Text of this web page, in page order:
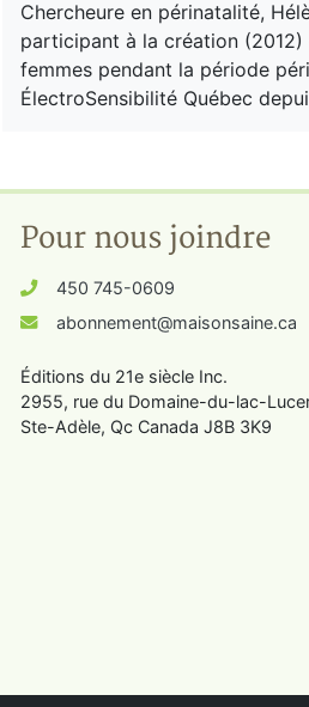
Chercheure en périnatalité,
participant à la création
femmes pendant la période
ÉlectroSensibilité Québec
Pour nous joindre
450 745-0609
abonnement@maisonsaine.ca
Éditions du 21e siècle Inc.
2955, rue du Domaine-du-lac-
Ste-Adèle, Qc Canada J8B 3K9